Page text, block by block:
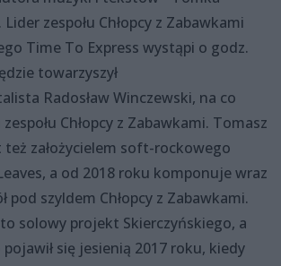
zespołu Chłopcy z Zabawkami
Time To Express wystąpi o godz.
towarzyszył
Radosław Winczewski, na co
Chłopcy z Zabawkami. Tomasz
też założycielem soft-rockowego
a od 2018 roku komponuje wraz
pod szyldem Chłopcy z Zabawkami.
solowy projekt Skierczyńskiego, a
pojawił się jesienią 2017 roku, kiedy